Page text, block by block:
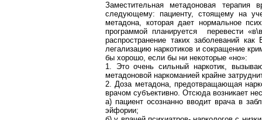
Заместительная метадоновая
следующему: пациенту, стоящему на
метадона, которая дает нормальное
программой планируется перевести
распространение таких заболеваний
легализацию наркотиков и сокращение
бы хорошо, если бы ни некоторые «но»:
1. Это очень сильный наркотик,
метадоновой наркоманией крайне
2. Доза метадона, предотвращающая
врачом субъективно. Отсюда возникает
а) пациент осознанно вводит врача в
эйфории;